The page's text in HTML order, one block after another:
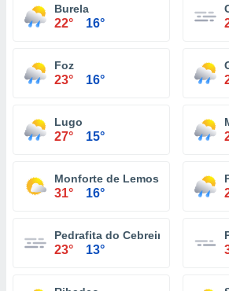
Burela
22° 16°
Foz
23° 16°
Lugo
27° 15°
Monforte de Lemos
31° 16°
Pedrafita do Cebreiro
23° 13°